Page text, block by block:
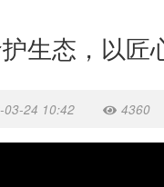
生态，以匠
03-24 10:42 4360